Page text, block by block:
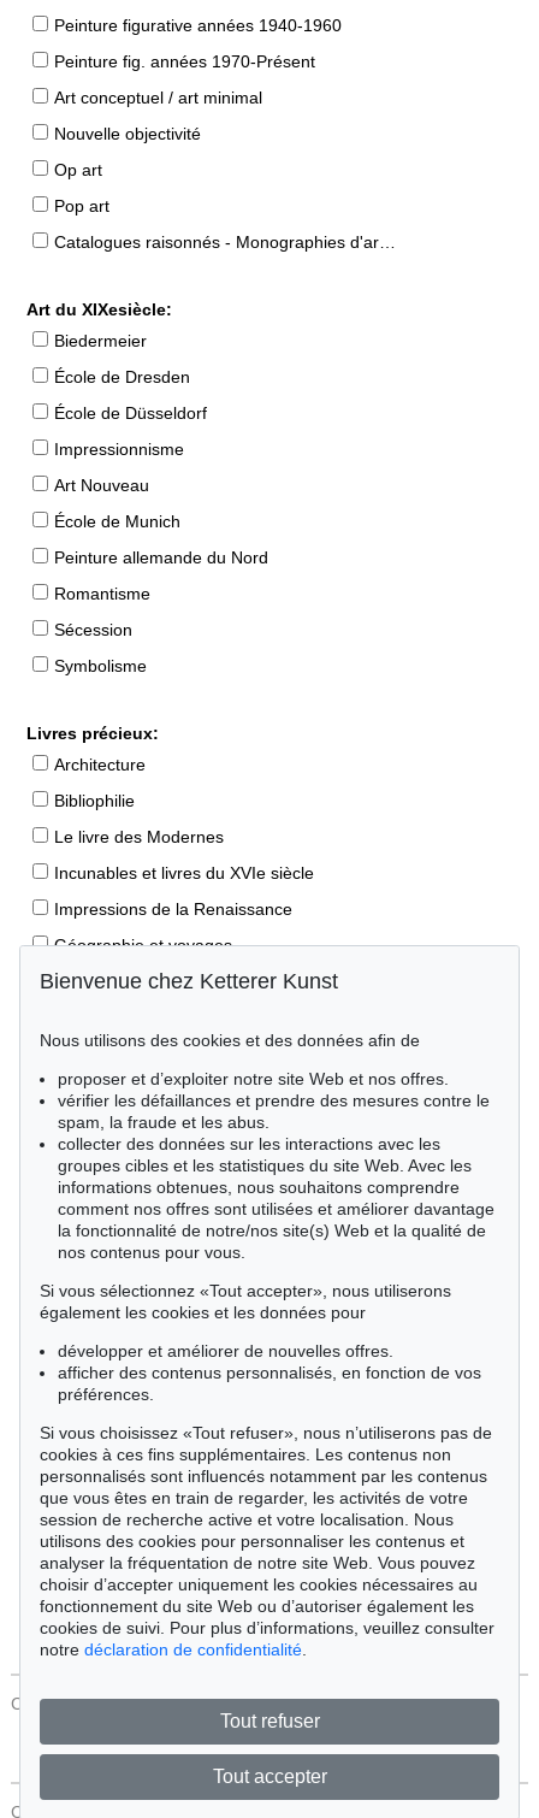
Peinture figurative années 1940-1960
Peinture fig. années 1970-Présent
Art conceptuel / art minimal
Nouvelle objectivité
Op art
Pop art
Catalogues raisonnés - Monographies d'artistes
Art du XIXesiècle:
Biedermeier
École de Dresden
École de Düsseldorf
Impressionnisme
Art Nouveau
École de Munich
Peinture allemande du Nord
Romantisme
Sécession
Symbolisme
Livres précieux:
Architecture
Bibliophilie
Le livre des Modernes
Incunables et livres du XVIe siècle
Impressions de la Renaissance
Géographie et voyages
Éditions princeps
Livres pour enfants
Style de vie
Événements clés des sciences naturelles
Littérature mondiale
Littérature économique
Cimélie
Trier par:
Tous les objets
Offres actuelles
Objets vendus
Chercher
CONTACT Protection Des Données
CONTACT
Bienvenue chez Ketterer Kunst
Nous utilisons des cookies et des données afin de
proposer et d’exploiter notre site Web et nos offres.
vérifier les défaillances et prendre des mesures contre le
spam, la fraude et les abus.
collecter des données sur les interactions avec les
groupes cibles et les statistiques du site Web. Avec les
informations obtenues, nous souhaitons comprendre
comment nos offres sont utilisées et améliorer davantage
la fonctionnalité de notre/nos site(s) Web et la qualité de
nos contenus pour vous.
Si vous sélectionnez «Tout accepter», nous utiliserons
également les cookies et les données pour
développer et améliorer de nouvelles offres.
afficher des contenus personnalisés, en fonction de vos
préférences.
Si vous choisissez «Tout refuser», nous n’utiliserons pas de
cookies à ces fins supplémentaires. Les contenus non
personnalisés sont influencés notamment par les contenus
que vous êtes en train de regarder, les activités de votre
session de recherche active et votre localisation. Nous
utilisons des cookies pour personnaliser les contenus et
analyser la fréquentation de notre site Web. Vous pouvez
choisir d’accepter uniquement les cookies nécessaires au
fonctionnement du site Web ou d’autoriser également les
cookies de suivi. Pour plus d’informations, veuillez consulter
notre déclaration de confidentialité
Tout refuser
Tout accepter